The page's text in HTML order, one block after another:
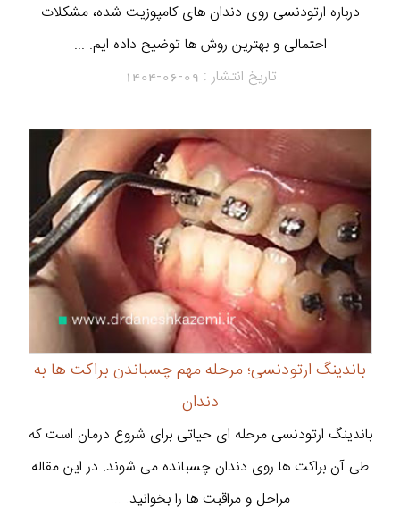
درباره ارتودنسی روی دندان های کامپوزیت شده، مشکلات
احتمالی و بهترین روش ها توضیح داده ایم. ...
تاریخ انتشار : 1404-06-09
باندینگ ارتودنسی؛ مرحله مهم چسباندن براکت ها به
دندان
باندینگ ارتودنسی مرحله ای حیاتی برای شروع درمان است که
طی آن براکت ها روی دندان چسبانده می شوند. در این مقاله
مراحل و مراقبت ها را بخوانید. ...